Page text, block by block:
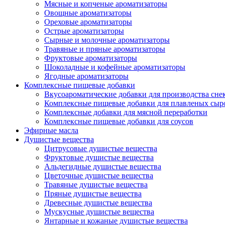
Мясные и копченые ароматизаторы
Овощные ароматизаторы
Ореховые ароматизаторы
Острые ароматизаторы
Сырные и молочные ароматизаторы
Травяные и пряные ароматизаторы
Фруктовые ароматизаторы
Шоколадные и кофейные ароматизаторы
Ягодные ароматизаторы
Комплексные пищевые добавки
Вкусоароматические добавки для производства
Комплексные пищевые добавки для плавленых
Комплексные добавки для мясной переработки
Комплексные пищевые добавки для соусов
Эфирные масла
Душистые вещества
Цитрусовые душистые вещества
Фруктовые душистые вещества
Альдегидные душистые вещества
Цветочные душистые вещества
Травяные душистые вещества
Пряные душистые вещества
Древесные душистые вещества
Мускусные душистые вещества
Янтарные и кожаные душистые вещества